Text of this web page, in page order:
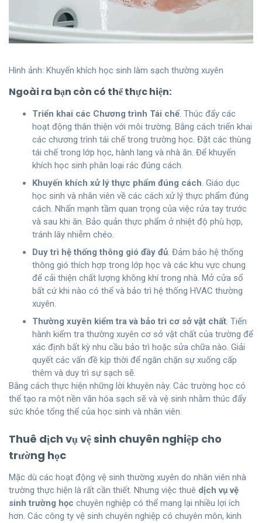
Hình ảnh: Khuyến khích học sinh làm sạch thường xuyên
Ngoài ra bạn còn có thể thực hiện:
Triển khai các Chương trình Tái chế. Thúc đẩy các
hoạt động thân thiện với môi trường. Bằng cách triển khai
các chương trình tái chế trong trường học. Đặt các thùng
tái chế trong lớp học, hành lang và nhà ăn. Để khuyến
khích học sinh phân loại rác đúng cách.
Khuyến khích xử lý thực phẩm đúng cách. Giáo dục
học sinh và nhân viên về các cách xử lý thực phẩm đúng
cách. Nhấn mạnh tầm quan trọng của việc rửa tay trước
và sau khi ăn. Bảo quản thực phẩm ở nhiệt độ phù hợp,
tránh lây nhiễm chéo.
Duy trì hệ thống thông gió đầy đủ. Đảm bảo hệ thống
thông gió thích hợp trong lớp học và các khu vực chung
để cải thiện chất lượng không khí trong nhà. Mở cửa sổ
bất cứ khi nào có thể và bảo trì hệ thống HVAC thường
xuyên.
Thường xuyên kiểm tra và bảo trì cơ sở vật chất. Tiến
hành kiểm tra thường xuyên cơ sở vật chất của trường để
xác định bất kỳ nhu cầu bảo trì hoặc sửa chữa nào. Giải
quyết các vấn đề kịp thời để ngăn chặn sự xuống cấp
thêm và duy trì sự sạch sẽ.
Bằng cách thực hiện những lời khuyên này. Các trường học có
thể tạo ra một nền văn hóa sạch sẽ và vệ sinh nhằm thúc đẩy
sức khỏe tổng thể của học sinh và nhân viên.
Thuê dịch vụ vệ sinh chuyên nghiệp cho
trường học
Mặc dù các hoạt động vệ sinh thường xuyên do nhân viên nhà
trường thực hiện là rất cần thiết. Nhưng việc thuê dịch vụ vệ
sinh trường học chuyên nghiệp có thể mang lại nhiều lợi ích
hơn. Các công ty vệ sinh chuyên nghiệp có chuyên môn, kinh